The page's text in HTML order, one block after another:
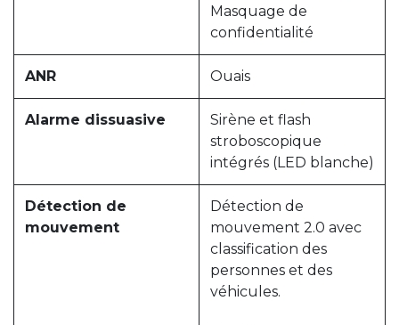
Masquage de
confidentialité
ANR Ouais
Alarme dissuasive
Sirène et flash
stroboscopique
intégrés (LED blanche)
Détection de
mouvement
Détection de
mouvement 2.0 avec
classification des
personnes et des
véhicules.